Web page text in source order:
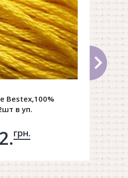
Bestex,100%
в уп.
в корзину
грн.